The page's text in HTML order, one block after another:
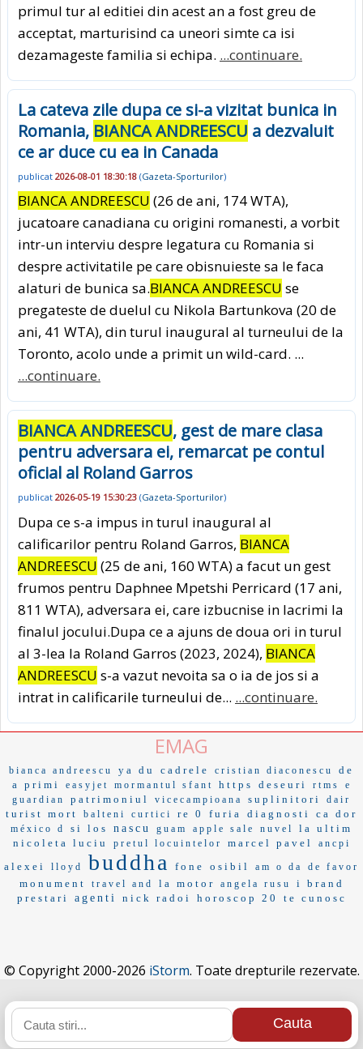
primul tur al editiei din acest an a fost greu de
acceptat, marturisind ca uneori simte ca isi
dezamageste familia si echipa. ...continuare.
La cateva zile dupa ce si-a vizitat bunica in
Romania, BIANCA ANDREESCU a dezvaluit
ce ar duce cu ea in Canada
publicat 2026-08-01 18:30:18 (Gazeta-Sporturilor)
BIANCA ANDREESCU (26 de ani, 174 WTA),
jucatoare canadiana cu origini romanesti, a vorbit
intr-un interviu despre legatura cu Romania si
despre activitatile pe care obisnuieste sa le faca
alaturi de bunica sa.BIANCA ANDREESCU se
pregateste de duelul cu Nikola Bartunkova (20 de
ani, 41 WTA), din turul inaugural al turneului de la
Toronto, acolo unde a primit un wild-card. ...
...continuare.
BIANCA ANDREESCU, gest de mare clasa
pentru adversara ei, remarcat pe contul
oficial al Roland Garros
publicat 2026-05-19 15:30:23 (Gazeta-Sporturilor)
Dupa ce s-a impus in turul inaugural al
calificarilor pentru Roland Garros, BIANCA
ANDREESCU (25 de ani, 160 WTA) a facut un gest
frumos pentru Daphnee Mpetshi Perricard (17 ani,
811 WTA), adversara ei, care izbucnise in lacrimi la
finalul jocului.Dupa ce a ajuns de doua ori in turul
al 3-lea la Roland Garros (2023, 2024), BIANCA
ANDREESCU s-a vazut nevoita sa o ia de jos si a
intrat in calificarile turneului de... ...continuare.
EMAG
bianca andreescu ya du cadrele cristian diaconescu
de
a primi
easyjet mormantul sfant https deseuri rtms
e
guardian
patrimoniul vicecampioana suplinitori dair
turist mort balteni curtici re 0 furia diagnosti ca dor
méxico d si los nascu guam apple sale nuvel
la ultim
nicoleta luciu
pretul locuintelor marcel pavel ancpi
alexei lloyd buddha fone osibil am o da de favor
monument travel and la motor angela rusu
i brand
prestari
agenti nick radoi horoscop 20 te cunosc
© Copyright 2000-2026 iStorm. Toate drepturile rezervate.